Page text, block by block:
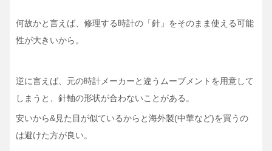
何故かと言えば、修理する時計の「針」をそのまま使える可能
性が大きいから。
逆に言えば、元の時計メーカーと違うムーブメントを用意して
しまうと、針軸の形状が合わないことがある。
安いから&見た目が似ているからと海外製(中華など)を買うの
は避けた方が良い。